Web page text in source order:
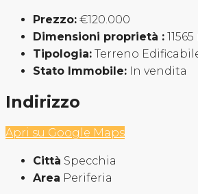
Prezzo: €120.000
Dimensioni proprietà :
Tipologia: Terreno
Stato Immobile: In vendita
Indirizzo
Apri su Google Maps
Città Specchia
Area Periferia